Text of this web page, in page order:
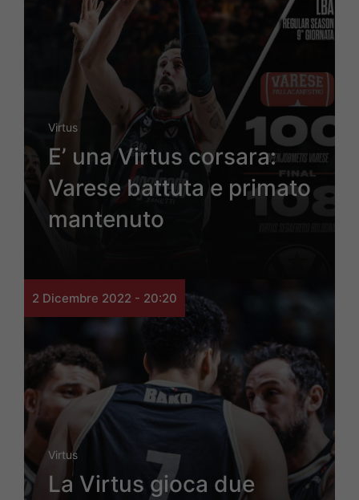
Virtus
E’ una Virtus corsara:
Varese battuta e primato
mantenuto
2 Dicembre 2022 - 20:20
Virtus
La Virtus gioca due